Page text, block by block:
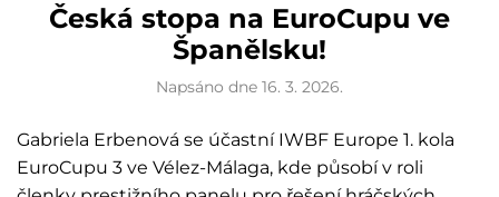
Česká stopa na EuroCupu ve
Španělsku!
Napsáno dne 16. 3. 2026.
Gabriela Erbenová se účastní IWBF Europe 1. kola
EuroCupu 3 ve Vélez-Málaga, kde působí v roli